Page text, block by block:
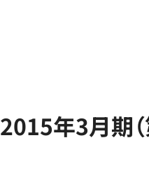
2015年3月期（